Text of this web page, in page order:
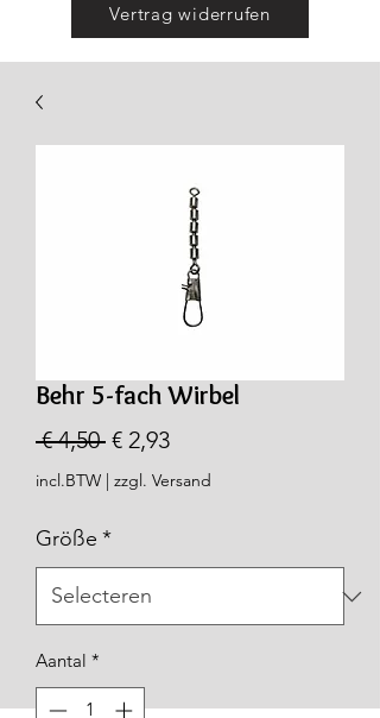
Vertrag widerrufen
Behr 5-fach Wirbel
€ 4,50 Normale
prijs
€ 2,93Verkoopprijs
incl.BTW | zzgl. Versand
Größe *
Aantal *